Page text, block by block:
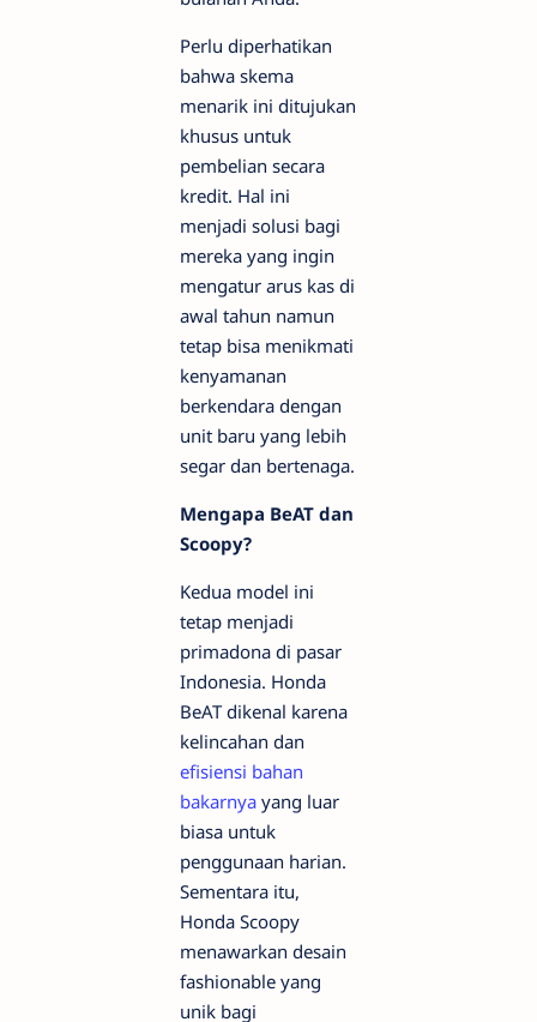
Perlu diperhatikan
bahwa skema
menarik ini ditujukan
khusus untuk
pembelian secara
kredit. Hal ini
menjadi solusi bagi
mereka yang ingin
mengatur arus kas di
awal tahun namun
tetap bisa menikmati
kenyamanan
berkendara dengan
unit baru yang lebih
segar dan bertenaga.
Mengapa BeAT dan
Scoopy?
Kedua model ini
tetap menjadi
primadona di pasar
Indonesia. Honda
BeAT dikenal karena
kelincahan dan
efisiensi bahan
bakarnya yang luar
biasa untuk
penggunaan harian.
Sementara itu,
Honda Scoopy
menawarkan desain
fashionable yang
unik bagi